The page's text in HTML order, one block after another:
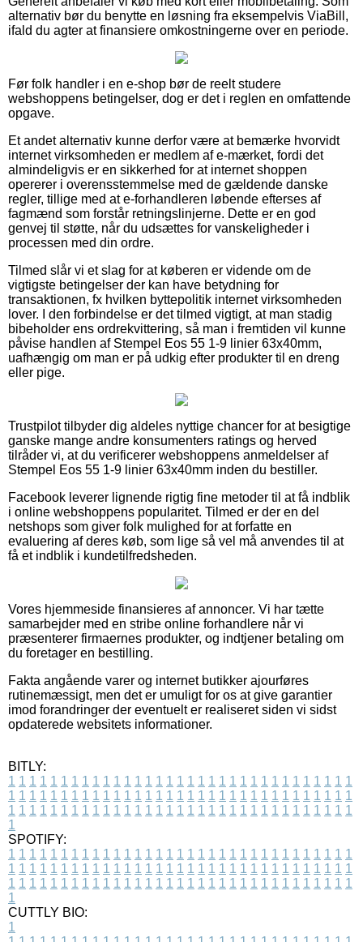
alternativ bør du benytte en løsning fra eksempelvis ViaBill,
ifald du agter at finansiere omkostningerne over en periode.
Før folk handler i en e-shop bør de reelt studere
webshoppens betingelser, dog er det i reglen en omfattende
opgave.
Et andet alternativ kunne derfor være at bemærke hvorvidt
internet virksomheden er medlem af e-mærket, fordi det
almindeligvis er en sikkerhed for at internet shoppen
opererer i overensstemmelse med de gældende danske
regler, tillige med at e-forhandleren løbende efterses af
fagmænd som forstår retningslinjerne. Dette er en god
genvej til støtte, når du udsættes for vanskeligheder i
processen med din ordre.
Tilmed slår vi et slag for at køberen er vidende om de
vigtigste betingelser der kan have betydning for
transaktionen, fx hvilken byttepolitik internet virksomheden
lover. I den forbindelse er det tilmed vigtigt, at man stadig
bibeholder ens ordrekvittering, så man i fremtiden vil kunne
påvise handlen af Stempel Eos 55 1-9 linier 63x40mm,
uafhængig om man er på udkig efter produkter til en dreng
eller pige.
Trustpilot tilbyder dig aldeles nyttige chancer for at besigtige
ganske mange andre konsumenters ratings og herved
tilråder vi, at du verificerer webshoppens anmeldelser af
Stempel Eos 55 1-9 linier 63x40mm inden du bestiller.
Facebook leverer lignende rigtig fine metoder til at få indblik
i online webshoppens popularitet. Tilmed er der en del
netshops som giver folk mulighed for at forfatte en
evaluering af deres køb, som lige så vel må anvendes til at
få et indblik i kundetilfredsheden.
Vores hjemmeside finansieres af annoncer. Vi har tætte
samarbejder med en stribe online forhandlere når vi
præsenterer firmaernes produkter, og indtjener betaling om
du foretager en bestilling.
Fakta angående varer og internet butikker ajourføres
rutinemæssigt, men det er umuligt for os at give garantier
imod forandringer der eventuelt er realiseret siden vi sidst
opdaterede websitets informationer.
BITLY:
1 1 1 1 1 1 1 1 1 1 1 1 1 1 1 1 1 1 1 1 1 1 1 1 1 1 1 1 1 1 1 1 1
1 1 1 1 1 1 1 1 1 1 1 1 1 1 1 1 1 1 1 1 1 1 1 1 1 1 1 1 1 1 1 1 1
1 1 1 1 1 1 1 1 1 1 1 1 1 1 1 1 1 1 1 1 1 1 1 1 1 1 1 1 1 1 1 1 1
1
SPOTIFY:
1 1 1 1 1 1 1 1 1 1 1 1 1 1 1 1 1 1 1 1 1 1 1 1 1 1 1 1 1 1 1 1 1
1 1 1 1 1 1 1 1 1 1 1 1 1 1 1 1 1 1 1 1 1 1 1 1 1 1 1 1 1 1 1 1 1
1 1 1 1 1 1 1 1 1 1 1 1 1 1 1 1 1 1 1 1 1 1 1 1 1 1 1 1 1 1 1 1 1
1
CUTTLY BIO:
1